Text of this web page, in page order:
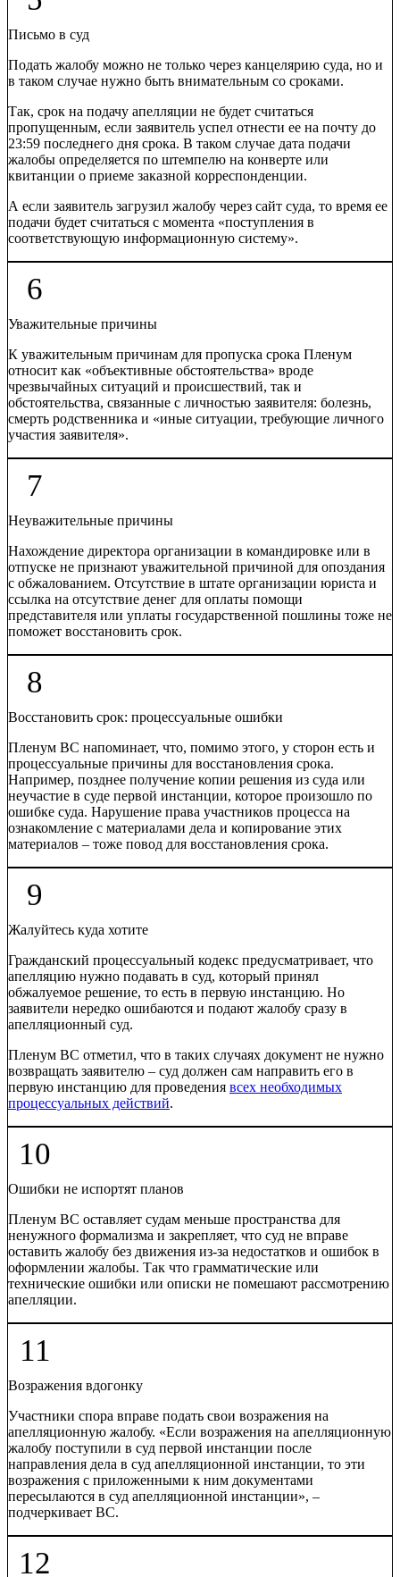
Письмо в суд
Подать жалобу можно не только через канцелярию суда, но и
в таком случае нужно быть внимательным со сроками.
Так, срок на подачу апелляции не будет считаться
пропущенным, если заявитель успел отнести ее на почту до
23:59 последнего дня срока. В таком случае дата подачи
жалобы определяется по штемпелю на конверте или
квитанции о приеме заказной корреспонденции.
А если заявитель загрузил жалобу через сайт суда, то время ее
подачи будет считаться с момента «поступления в
соответствующую информационную систему».
6
Уважительные причины
К уважительным причинам для пропуска срока Пленум
относит как «объективные обстоятельства» вроде
чрезвычайных ситуаций и происшествий, так и
обстоятельства, связанные с личностью заявителя: болезнь,
смерть родственника и «иные ситуации, требующие личного
участия заявителя».
7
Неуважительные причины
Нахождение директора организации в командировке или в
отпуске не признают уважительной причиной для опоздания
с обжалованием. Отсутствие в штате организации юриста и
ссылка на отсутствие денег для оплаты помощи
представителя или уплаты государственной пошлины тоже не
поможет восстановить срок.
8
Восстановить срок: процессуальные ошибки
Пленум ВС напоминает, что, помимо этого, у сторон есть и
процессуальные причины для восстановления срока.
Например, позднее получение копии решения из суда или
неучастие в суде первой инстанции, которое произошло по
ошибке суда. Нарушение права участников процесса на
ознакомление с материалами дела и копирование этих
материалов – тоже повод для восстановления срока.
9
Жалуйтесь куда хотите
Гражданский процессуальный кодекс предусматривает, что
апелляцию нужно подавать в суд, который принял
обжалуемое решение, то есть в первую инстанцию. Но
заявители нередко ошибаются и подают жалобу сразу в
апелляционный суд.
Пленум ВС отметил, что в таких случаях документ не нужно
возвращать заявителю – суд должен сам направить его в
первую инстанцию для проведения всех необходимых
процессуальных действий.
10
Ошибки не испортят планов
Пленум ВС оставляет судам меньше пространства для
ненужного формализма и закрепляет, что суд не вправе
оставить жалобу без движения из-за недостатков и ошибок в
оформлении жалобы. Так что грамматические или
технические ошибки или описки не помешают рассмотрению
апелляции.
11
Возражения вдогонку
Участники спора вправе подать свои возражения на
апелляционную жалобу. «Если возражения на апелляционную
жалобу поступили в суд первой инстанции после
направления дела в суд апелляционной инстанции, то эти
возражения с приложенными к ним документами
пересылаются в суд апелляционной инстанции», –
подчеркивает ВС.
12